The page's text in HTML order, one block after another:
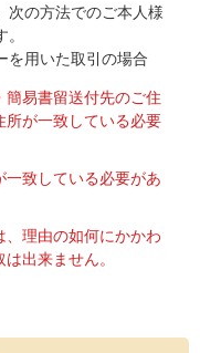
次の方法でのご本人様
用いた取引の場合
簡易書留送付先のご住
所が一致している必要
致している必要があ
、理由の如何にかかわ
出来ません。